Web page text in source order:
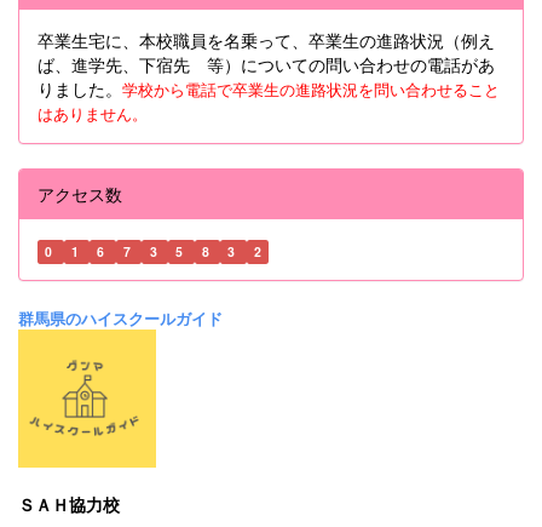
卒業生宅に、本校職員を名乗って、卒業生の進路状況（例え
ば、進学先、下宿先 等）についての問い合わせの電話があ
りました。 学校から電話で卒業生の進路状況を問い合わせること
はありません。
アクセス数
0 1 6 7 3 5 8 3 2
群馬県のハイスクールガイド
ＳＡＨ協力校